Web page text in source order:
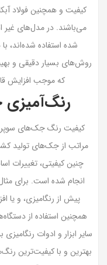
کیفیت و همچنین فولاد
می‌باشند. در مدل‌های غیر
شده استفاده شده‌اند،
روش‌های بسیار دقیقی و
که موجب افزایش
کیفیت رنگ جک‌های
مراتب از جک‌های تولید
چنین کیفیتی، تغییرات
انجام شده است. برای
پیش از رنگامیزی، و
همچنین استفاده از
سایر ابزار و ادوات
بهترین و با کیفیت‌ترین